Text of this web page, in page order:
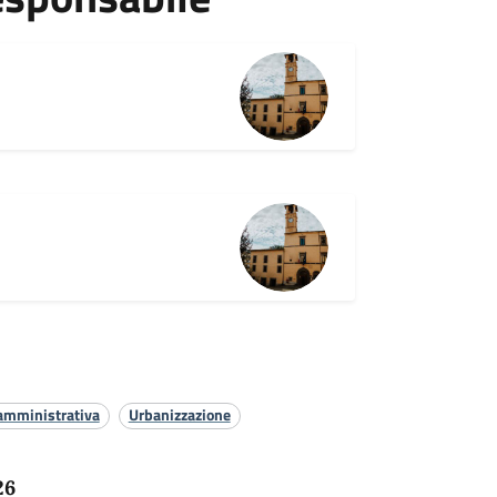
Urbanizzazione